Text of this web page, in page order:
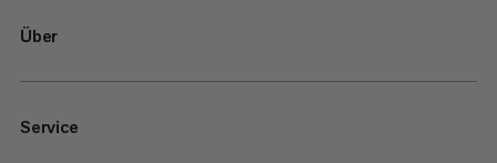
Über
Service